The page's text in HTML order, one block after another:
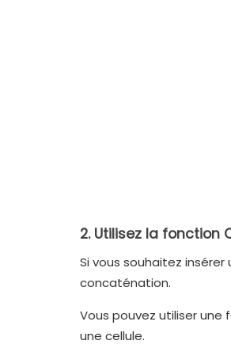
2. Utilisez la fonction
Si vous souhaitez
concaténation.
Vous pouvez utiliser
une cellule.